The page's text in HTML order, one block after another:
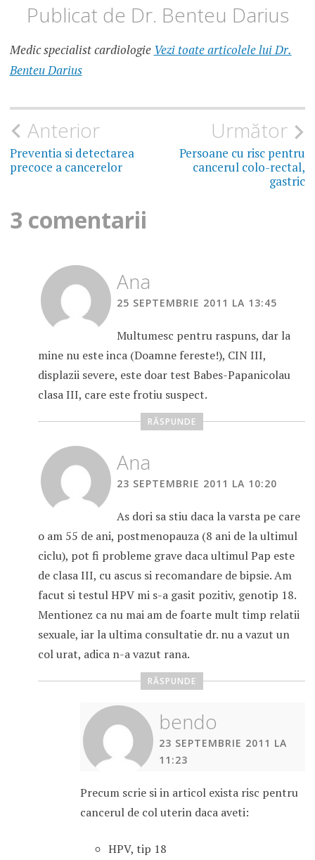
DE RISC
CANCER
HPV
MENOPAUZA
TARDIVA
NODUL
TRICHOMONAS
VAGINALIS
Publicat de Dr. Benteu Darius
Medic specialist cardiologie Vezi toate articolele lui Dr.
Benteu Darius
Navigare
în
Anterior
Preventia si detectarea
precoce a cancerelor
Următor
Persoane cu risc pentru
cancerul colo-rectal,
gastric
3 comentarii
Ana
25 SEPTEMBRIE 2011 LA 13:45
Multumesc pentru raspuns, dar la
mine nu este inca (Doamne fereste!), CIN III,
displazii severe, este doar test Babes-Papanicolau
clasa III, care este frotiu suspect.
RĂSPUNDE
Ana
23 SEPTEMBRIE 2011 LA 10:20
As dori sa stiu daca la varsta pe care
o am 55 de ani, postmenopauza (8 ani de la ultimul
ciclu), pot fi probleme grave daca ultimul Pap este
de clasa III, cu ascus si recomandare de bipsie. Am
facut si testul HPV mi s-a gasit pozitiv, genotip 18.
Mentionez ca nu mai am de foarte mult timp relatii
sexuale, iar la ultima consultatie dr. nu a vazut un
col urat, adica n-a vazut rana.
RĂSPUNDE
bendo
23 SEPTEMBRIE 2011 LA
11:23
Precum scrie si in articol exista risc pentru
cancerul de col uterin daca aveti:
HPV, tip 18